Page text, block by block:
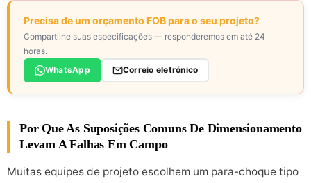
Precisa de um orçamento FOB para o seu projeto?
Compartilhe suas especificações — responderemos em até 24
horas.
WhatsApp
Correio eletrónico
Por Que As Suposições Comuns De Dimensionamento
Levam A Falhas Em Campo
Muitas equipes de projeto escolhem um para-choque tipo